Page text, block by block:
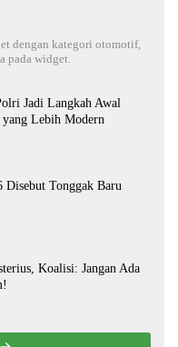
dengan kategori otomotif,
pada widget.
Jadi Langkah Awal
Lebih Modern
Disebut Tonggak Baru
Koalisi: Jangan Ada